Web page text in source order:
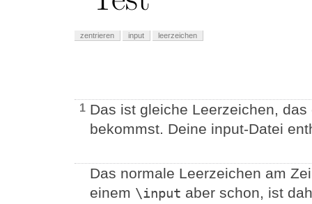
zentrieren input leerzeichen
1 Das ist gleiche Leerzeichen,
bekommst. Deine input-Datei
Das normale Leerzeichen am
einem \input aber schon, ist